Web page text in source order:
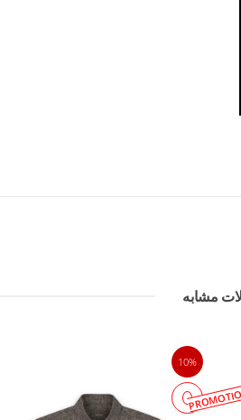
مشابه
10%